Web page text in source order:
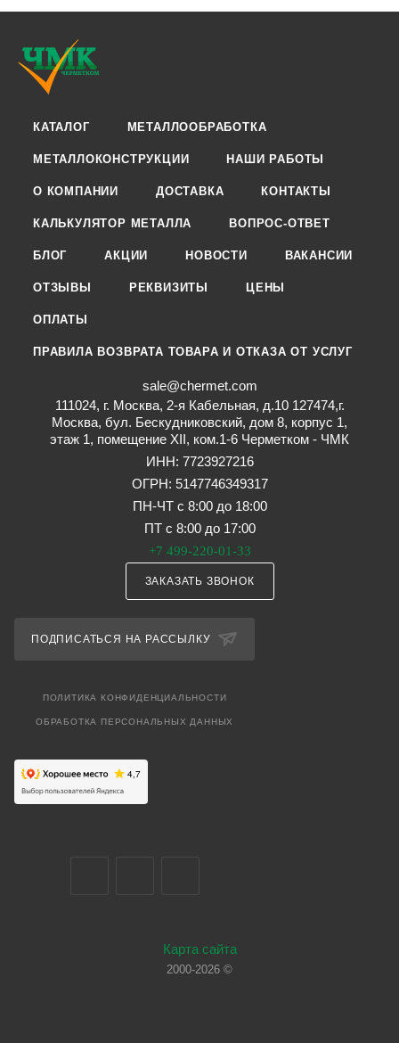
КАТАЛОГ МЕТАЛЛООБРАБОТКА
МЕТАЛЛОКОНСТРУКЦИИ НАШИ РАБОТЫ
О КОМПАНИИ ДОСТАВКА КОНТАКТЫ
КАЛЬКУЛЯТОР МЕТАЛЛА ВОПРОС-ОТВЕТ
БЛОГ АКЦИИ НОВОСТИ ВАКАНСИИ
ОТЗЫВЫ РЕКВИЗИТЫ ЦЕНЫ
ОПЛАТЫ
ПРАВИЛА ВОЗВРАТА ТОВАРА И ОТКАЗА ОТ УСЛУГ
sale@chermet.com
111024, г. Москва, 2-я Кабельная, д.10 127474,г.
Москва, бул. Бескудниковский, дом 8, корпус 1,
этаж 1, помещение XII, ком.1-6 Черметком - ЧМК
ИНН: 7723927216
ОГРН: 5147746349317
ПН-ЧТ с 8:00 до 18:00
ПТ с 8:00 до 17:00
+7 499-220-01-33
ЗАКАЗАТЬ ЗВОНОК
ПОДПИСАТЬСЯ НА РАССЫЛКУ
ПОЛИТИКА КОНФИДЕНЦИАЛЬНОСТИ
ОБРАБОТКА ПЕРСОНАЛЬНЫХ ДАННЫХ
Карта сайта
2000-2026 ©